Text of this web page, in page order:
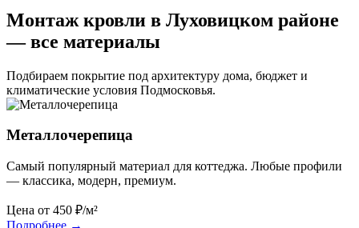
Монтаж кровли в Луховицком районе
— все материалы
Подбираем покрытие под архитектуру дома, бюджет и
климатические условия Подмосковья.
Металлочерепица
Самый популярный материал для коттеджа. Любые профили
— классика, модерн, премиум.
Цена от 450 ₽/м²
Подробнее →